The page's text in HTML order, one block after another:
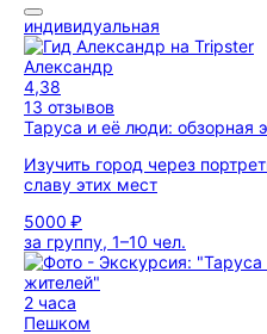
индивидуальная
Александр
4,38
13 отзывов
Таруса и её люди: обзорная
Изучить город через
славу этих мест
5000 ₽
за группу, 1–10 чел.
2 часа
Пешком